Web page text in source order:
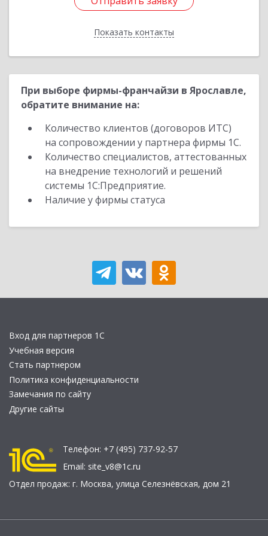
Показать контакты
Назад
При выборе фирмы-франчайзи в Ярославле,
обратите внимание на:
Количество клиентов (договоров ИТС)
на сопровождении у партнера фирмы 1С.
Количество специалистов, аттестованных
на внедрение технологий и решений
системы 1С:Предприятие.
Наличие у фирмы статуса
Вход для партнеров 1С
Учебная версия
Стать партнером
Политика конфиденциальности
Замечания по сайту
Другие сайты
Телефон: +7 (495) 737-92-57
Email: site_v8@1c.ru
Отдел продаж: г. Москва, улица Селезнёвская, дом 21